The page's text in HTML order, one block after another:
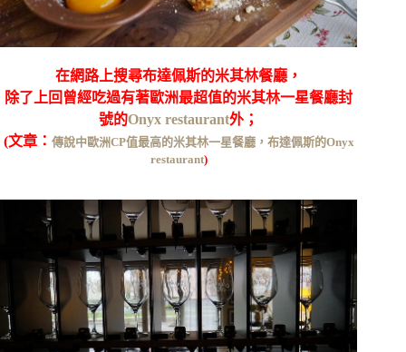
在網路上搜尋布達佩斯的米其林餐廳，
除了上回曾經吃過有著歐洲最超值的米其林一星餐廳封
號的Onyx restaurant外；
(文章： 傳說中歐洲CP值最高的米其林一星餐廳，布達佩斯的Onyx
restaurant)